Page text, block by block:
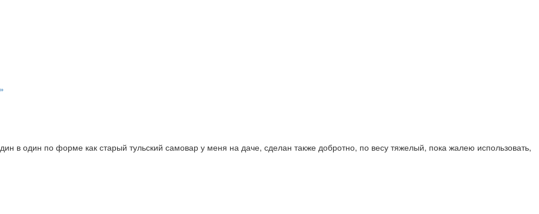
в один по форме как старый тульский самовар у меня на даче, сделан также добротно, по весу тяжелый, пока жалею использовать,